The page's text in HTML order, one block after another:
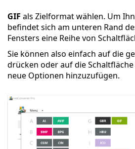
GIF als Zielformat wählen. Um
befindet sich am unteren Rand
Fensters eine Reihe von
Sie können also einfach auf die
drücken oder auf die Schaltfläche
neue Optionen hinzuzufügen.